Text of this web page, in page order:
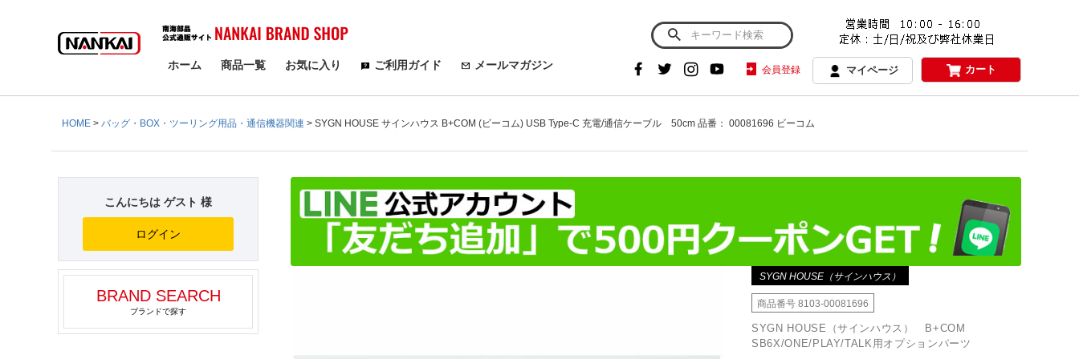
検索
ホーム 商品一覧 お気に入り ご利用ガイド メールマガジン 会員登録 マイページ カート
HOME バッグ・BOX・ツーリング用品・通信機器関連 SYGN HOUSE サインハウス B+COM (ビーコム) USB Type-C 充電/通信ケーブル 50cm 品番： 00081696 ビーコム
こんにちは ゲスト 様
ログイン
BRAND SEARCH
ブランドで探す
SYGN HOUSE（サインハウス）
商品番号 8103-00081696
SYGN HOUSE（サインハウス） B+COM
SB6X/ONE/PLAY/TALK用オプションパーツ